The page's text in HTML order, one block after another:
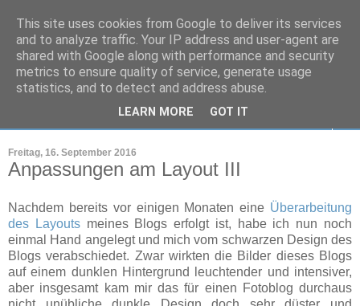
Markus Peters
Wohin nur mit all den Bildern?
Freitag, 16. September 2016
Anpassungen am Layout III
Nachdem bereits vor einigen Monaten eine Überarbeitung
des Layoutsmeines Blogs erfolgt ist, habe ich nun noch
einmal Hand angelegt und mich vom schwarzen Design des
Blogs verabschiedet. Zwar wirkten die Bilder dieses Blogs
auf einem dunklen Hintergrund leuchtender und intensiver,
aber insgesamt kam mir das für einen Fotoblog durchaus
This site uses cookies from Google to deliver its services
and to analyze traffic. Your IP address and user-agent are
shared with Google along with performance and security
metrics to ensure quality of service, generate usage
statistics, and to detect and address abuse.
LEARN MORE GOT IT